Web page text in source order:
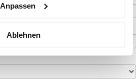
Anpassen
Ablehnen